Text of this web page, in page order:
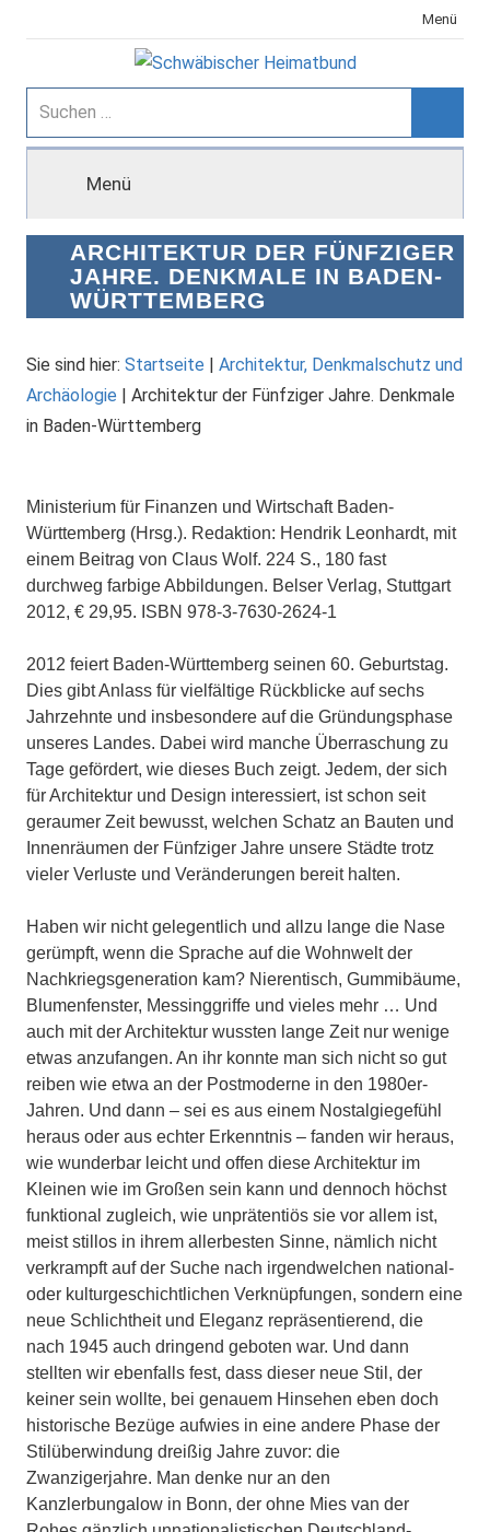
Inhalt
Menü
Schwäbischer
Heimatbund
Suchen
nach:
Menü
ARCHITEKTUR DER FÜNFZIGER
JAHRE. DENKMALE IN BADEN-
WÜRTTEMBERG
Sie sind hier: Startseite | Architektur, Denkmalschutz und
Archäologie | Architektur der Fünfziger Jahre. Denkmale
in Baden-Württemberg
Ministerium für Finanzen und Wirtschaft Baden-
Württemberg (Hrsg.). Redaktion: Hendrik Leonhardt, mit
einem Beitrag von Claus Wolf. 224 S., 180 fast
durchweg farbige Abbildungen. Belser Verlag, Stuttgart
2012, € 29,95. ISBN 978-3-7630-2624-1
2012 feiert Baden-Württemberg seinen 60. Geburtstag.
Dies gibt Anlass für vielfältige Rückblicke auf sechs
Jahrzehnte und insbesondere auf die Gründungsphase
unseres Landes. Dabei wird manche Überraschung zu
Tage gefördert, wie dieses Buch zeigt. Jedem, der sich
für Architektur und Design interessiert, ist schon seit
geraumer Zeit bewusst, welchen Schatz an Bauten und
Innenräumen der Fünfziger Jahre unsere Städte trotz
vieler Verluste und Veränderungen bereit halten.
Haben wir nicht gelegentlich und allzu lange die Nase
gerümpft, wenn die Sprache auf die Wohnwelt der
Nachkriegsgeneration kam? Nierentisch, Gummibäume,
Blumenfenster, Messinggriffe und vieles mehr … Und
auch mit der Architektur wussten lange Zeit nur wenige
etwas anzufangen. An ihr konnte man sich nicht so gut
reiben wie etwa an der Postmoderne in den 1980er-
Jahren. Und dann – sei es aus einem Nostalgiegefühl
heraus oder aus echter Erkenntnis – fanden wir heraus,
wie wunderbar leicht und offen diese Architektur im
Kleinen wie im Großen sein kann und dennoch höchst
funktional zugleich, wie unprätentiös sie vor allem ist,
meist stillos in ihrem allerbesten Sinne, nämlich nicht
verkrampft auf der Suche nach irgendwelchen national-
oder kulturgeschichtlichen Verknüpfungen, sondern eine
neue Schlichtheit und Eleganz repräsentierend, die
nach 1945 auch dringend geboten war. Und dann
stellten wir ebenfalls fest, dass dieser neue Stil, der
keiner sein wollte, bei genauem Hinsehen eben doch
historische Bezüge aufwies in eine andere Phase der
Stilüberwindung dreißig Jahre zuvor: die
Zwanzigerjahre. Man denke nur an den
Kanzlerbungalow in Bonn, der ohne Mies van der